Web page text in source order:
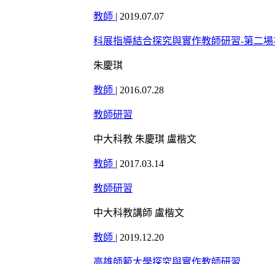
教師 | 2019.07.07
科展指導結合探究與實作教師研習-第二場
朱慶琪
教師 | 2016.07.28
教師研習
中大科教 朱慶琪 盧楷文
教師 | 2017.03.14
教師研習
中大科教講師 盧楷文
教師 | 2019.12.20